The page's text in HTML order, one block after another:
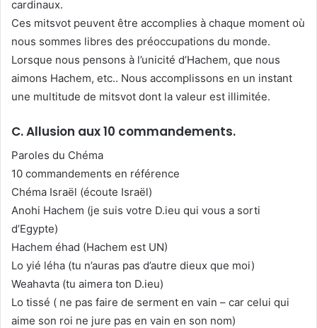
cardinaux.
Ces mitsvot peuvent être accomplies à chaque moment où
nous sommes libres des préoccupations du monde.
Lorsque nous pensons à l’unicité d’Hachem, que nous
aimons Hachem, etc.. Nous accomplissons en un instant
une multitude de mitsvot dont la valeur est illimitée.
C. Allusion aux 10 commandements.
Paroles du Chéma
10 commandements en référence
Chéma Israël (écoute Israël)
Anohi Hachem (je suis votre D.ieu qui vous a sorti
d’Egypte)
Hachem éhad (Hachem est UN)
Lo yié léha (tu n’auras pas d’autre dieux que moi)
Weahavta (tu aimera ton D.ieu)
Lo tissé ( ne pas faire de serment en vain – car celui qui
aime son roi ne jure pas en vain en son nom)